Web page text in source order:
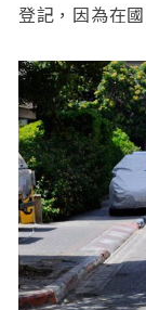
登記，因為在